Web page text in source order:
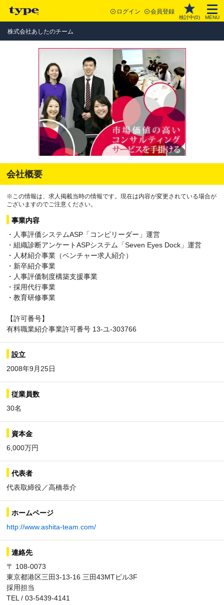
ログイン 会員登録
検討中(0) MENU
株式会社あしたのチーム
会社概要
※この情報は、求人掲載当時の情報です。現在は内容が変更されている場合が
ございますのでご注意ください。
事業内容
・人事評価システムASP「コンピリーダー」運営
・組織診断アンケートASPシステム「Seven Eyes Dock」運営
・人材紹介事業（ベンチャー求人紹介）
・新卒紹介事業
・人事評価制度構築支援事業
・採用代行事業
・教育研修事業
【許可番号】
有料職業紹介事業許可番号 13-ユ-303766
設立
2008年9月25日
従業員数
30名
資本金
6,000万円
代表者
代表取締役／高橋恭介
ホームページ
http://www.ashita-team.com/
連絡先
〒 108-0073
東京都港区三田3-13-16 三田43MTビル3F
採用担当
TEL / 03-5439-4141